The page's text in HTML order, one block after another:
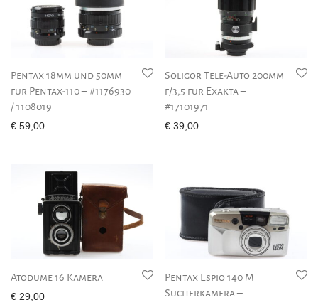
Pentax 18mm und 50mm
für Pentax-110 – #1176930
/ 1108019
€ 59,00
Soligor Tele-Auto 200mm
f/3,5 für Exakta –
#17101971
€ 39,00
Atodume 16 Kamera
€ 29,00
Pentax Espio 140 M
Sucherkamera –